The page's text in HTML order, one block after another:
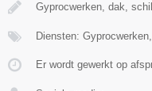
Gyprocwerken, dak,
Diensten:
Er wordt gewerkt op